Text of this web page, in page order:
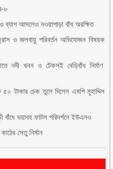
৮
ব্যাগ আসলেও নওয়াপাড়া বাঁধ অরক্ষিত
ও জলবায়ু পরিবর্তন অভিযোজন বিষয়ক
নদী খনন ও টেকসই বেড়িবাঁধ নির্মাণ
টাকার চেক তুলে দিলেন এমপি মুহাদ্দিস
বাঁধে ভয়াবহ ফাটল পরিদর্শনে ইউএনও
সেতু নির্মান